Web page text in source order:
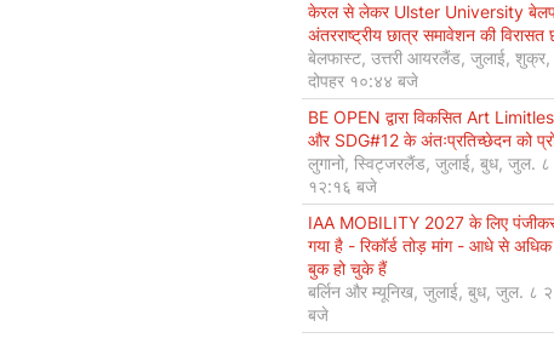
केरल से लेकर Ulster University
अंतरराष्ट्रीय छात्र समावेशन की विरासत
बेलफास्ट, उत्तरी आयरलैंड, जुलाई,
दोपहर १०:४४ बजे
BE OPEN द्वारा विकसित Art
और SDG#12 के अंतःप्रतिच्छेदन को
लुगानो, स्विट्जरलैंड, जुलाई, बुध, जुल. ८
१२:१६ बजे
IAA MOBILITY 2027 के लिए
गया है - रिकॉर्ड तोड़ मांग - आधे से
बुक हो चुके हैं
बर्लिन और म्यूनिख, जुलाई, बुध, जुल. ८
बजे